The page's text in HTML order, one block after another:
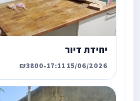
יחידת דיור
15/06/2026 17:11
•
₪3800